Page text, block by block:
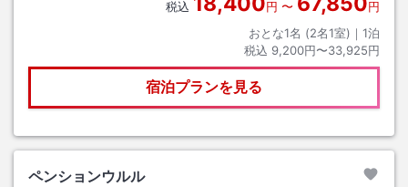
税込
円 〜
円
おとな1名 (2名1室)｜ 1泊
税込 9,200円〜33,925円
宿泊プランを見る
ペンションウルル